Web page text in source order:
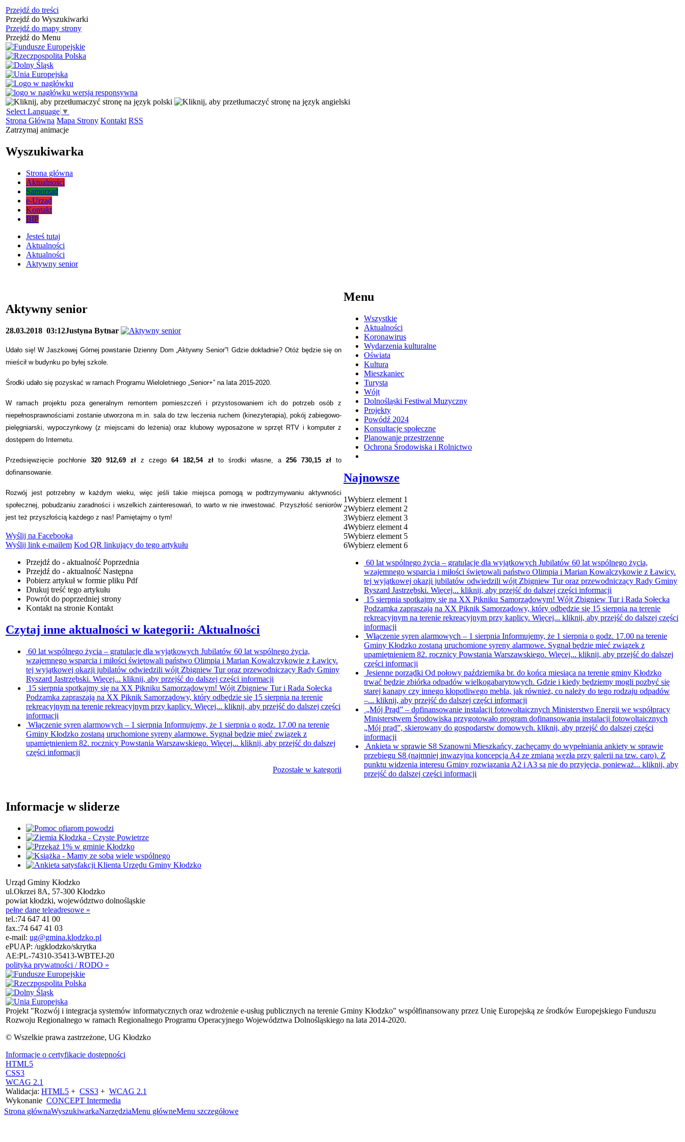
Przejdź do treści
Przejdź do Wyszukiwarki
Przejdź do mapy strony
Przejdź do Menu
Select Language ▼
Strona Główna Mapa Strony Kontakt RSS
Zatrzymaj animacje
Wyszukiwarka
Strona główna
Aktualności
Samorząd
e-Urząd
Kontakt
BIP
Jesteś tutaj
Aktualności
Aktualności
Aktywny senior
Aktywny senior
28.03.2018 03:12Justyna Bytnar
Udało się! W Jaszkowej Górnej powstanie Dzienny Dom „Aktywny Senior”! Gdzie dokładnie? Otóż będzie się on
mieścił w budynku po byłej szkole.
Środki udało się pozyskać w ramach Programu Wieloletniego „Senior+” na lata 2015-2020.
W ramach projektu poza generalnym remontem pomieszczeń i przystosowaniem ich do potrzeb osób z
niepełnosprawnościami zostanie utworzona m.in. sala do tzw. leczenia ruchem (kinezyterapia), pokój zabiegowo-
pielęgniarski, wypoczynkowy (z miejscami do leżenia) oraz klubowy wyposażone w sprzęt RTV i komputer z
dostępem do Internetu.
Przedsięwzięcie pochłonie320 912,69 zł z czego64 182,54 zł to środki własne, a 256 730,15 zł to
dofinansowanie.
Rozwój jest potrzebny w każdym wieku, więc jeśli takie miejsca pomogą w podtrzymywaniu aktywności
społecznej, pobudzaniu zaradności i wszelkich zainteresowań, to warto w nie inwestować. Przyszłość seniorów
jest też przyszłością każdego z nas! Pamiętajmy o tym!
Wyślij na Facebooka
Wyślij link e-mailem Kod QR linkujący do tego artykułu
Przejdź do - aktualność Poprzednia
Przejdź do - aktualność Następna
Pobierz artykuł w formie pliku Pdf
Drukuj treść tego artykułu
Powrót do poprzedniej strony
Kontakt na stronie Kontakt
Czytaj inne aktualności w kategorii: Aktualności
60 lat wspólnego życia – gratulacje dla wyjątkowych Jubilatów 60 lat wspólnego życia,
wzajemnego wsparcia i miłości świętowali państwo Olimpia i Marian Kowalczykowie z Ławicy.
tej wyjątkowej okazji jubilatów odwiedzili wójt Zbigniew Tur oraz przewodniczący Rady Gminy
Ryszard Jastrzębski. Więcej... kliknij, aby przejść do dalszej części informacji
15 sierpnia spotkajmy się na XX Pikniku Samorządowym! Wójt Zbigniew Tur i Rada Sołecka
Podzamka zapraszają na XX Piknik Samorządowy, który odbędzie się 15 sierpnia na terenie
rekreacyjnym na terenie rekreacyjnym przy kaplicy. Więcej... kliknij, aby przejść do dalszej części
informacji
Włączenie syren alarmowych – 1 sierpnia Informujemy, że 1 sierpnia o godz. 17.00 na terenie
Gminy Kłodzko zostaną uruchomione syreny alarmowe. Sygnał będzie mieć związek z
upamiętnieniem 82. rocznicy Powstania Warszawskiego. Więcej... kliknij, aby przejść do dalszej
części informacji
Pozostałe w kategorii
Menu
Wszystkie
Aktualności
Koronawirus
Wydarzenia kulturalne
Oświata
Kultura
Mieszkaniec
Turysta
Wójt
Dolnośląski Festiwal Muzyczny
Projekty
Powódź 2024
Konsultacje społeczne
Planowanie przestrzenne
Ochrona Środowiska i Rolnictwo
Najnowsze
1Wybierz element 1
2Wybierz element 2
3Wybierz element 3
4Wybierz element 4
5Wybierz element 5
6Wybierz element 6
60 lat wspólnego życia – gratulacje dla wyjątkowych Jubilatów 60 lat wspólnego życia,
wzajemnego wsparcia i miłości świętowali państwo Olimpia i Marian Kowalczykowie z Ławicy.
tej wyjątkowej okazji jubilatów odwiedzili wójt Zbigniew Tur oraz przewodniczący Rady Gminy
Ryszard Jastrzębski. Więcej... kliknij, aby przejść do dalszej części informacji
15 sierpnia spotkajmy się na XX Pikniku Samorządowym! Wójt Zbigniew Tur i Rada Sołecka
Podzamka zapraszają na XX Piknik Samorządowy, który odbędzie się 15 sierpnia na terenie
rekreacyjnym na terenie rekreacyjnym przy kaplicy. Więcej... kliknij, aby przejść do dalszej części
informacji
Włączenie syren alarmowych – 1 sierpnia Informujemy, że 1 sierpnia o godz. 17.00 na terenie
Gminy Kłodzko zostaną uruchomione syreny alarmowe. Sygnał będzie mieć związek z
upamiętnieniem 82. rocznicy Powstania Warszawskiego. Więcej... kliknij, aby przejść do dalszej
części informacji
Jesienne porządki Od połowy października br. do końca miesiąca na terenie gminy Kłodzko
trwać będzie zbiórka odpadów wielkogabarytowych. Gdzie i kiedy będziemy mogli pozbyć się
starej kanapy czy innego kłopotliwego mebla, jak również, co należy do tego rodzaju odpadów
–... kliknij, aby przejść do dalszej części informacji
„Mój Prąd” – dofinansowanie instalacji fotowoltaicznych Ministerstwo Energii we współpracy
Ministerstwem Środowiska przygotowało program dofinansowania instalacji fotowoltaicznych
„Mój prąd”, skierowany do gospodarstw domowych. kliknij, aby przejść do dalszej części
informacji
Ankieta w sprawie S8 Szanowni Mieszkańcy, zachęcamy do wypełniania ankiety w sprawie
przebiegu S8 (najmniej inwazyjna koncepcja A4 ze zmianą węzła przy galerii na tzw. caro). Z
punktu widzenia interesu Gminy rozwiązania A2 i A3 są nie do przyjęcia, ponieważ... kliknij, aby
przejść do dalszej części informacji
Informacje w sliderze
Urząd Gminy Kłodzko
ul.Okrzei 8A, 57-300 Kłodzko
powiat kłodzki, województwo dolnośląskie
pełne dane teleadresowe »
tel.:74 647 41 00
fax.:74 647 41 03
e-mail: ug@gmina.klodzko.pl
ePUAP: /ugklodzko/skrytka
AE:PL-74310-35413-WBTEJ-20
polityka prywatności / RODO »
Projekt "Rozwój i integracja systemów informatycznych oraz wdrożenie e-usług publicznych na terenie Gminy Kłodzko" współfinansowany przez Unię Europejską ze środków Europejskiego Funduszu
Rozwoju Regionalnego w ramach Regionalnego Programu Operacyjnego Województwa Dolnośląskiego na lata 2014-2020.
© Wszelkie prawa zastrzeżone, UG Kłodzko
Informacje o certyfikacie dostępności
HTML5
CSS3
WCAG 2.1
Walidacja: HTML5 + CSS3 + WCAG 2.1
Wykonanie CONCEPT Intermedia
Strona głównaWyszukiwarkaNarzędziaMenu główneMenu szczegółowe